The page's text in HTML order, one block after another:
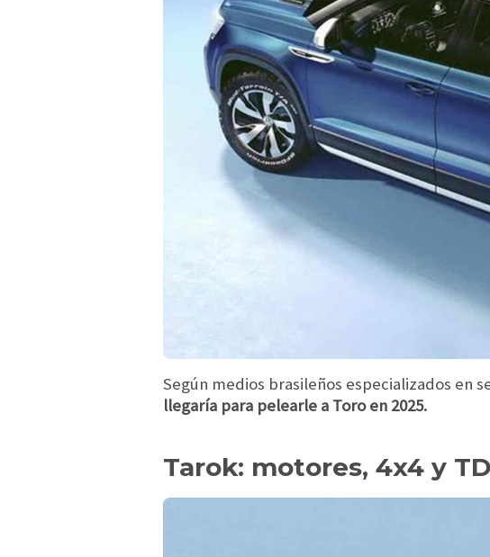
Según medios brasileños especializados en
llegaría para pelearle a Toro en 2025.
Tarok: motores, 4x4 y